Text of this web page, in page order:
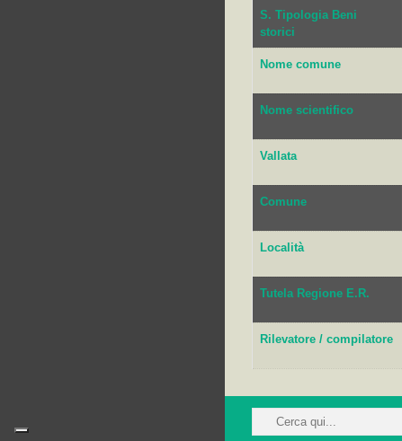
S. Tipologia Beni
storici
Nome comune
Nome scientifico
Vallata
Comune
Località
Tutela Regione E.R.
Rilevatore / compilatore